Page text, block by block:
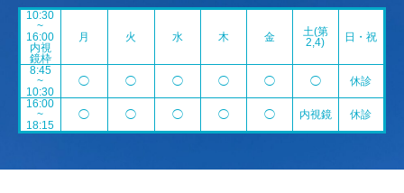
10:30
~
16:00
内視
鏡枠
月 火 水 木 金
土(第
2,4)
日・祝
8:45
~
10:30
◯ ◯ ◯ ◯ ◯ ◯
休診
16:00
~
18:15
◯ ◯ ◯ ◯ ◯ 内視鏡 休診